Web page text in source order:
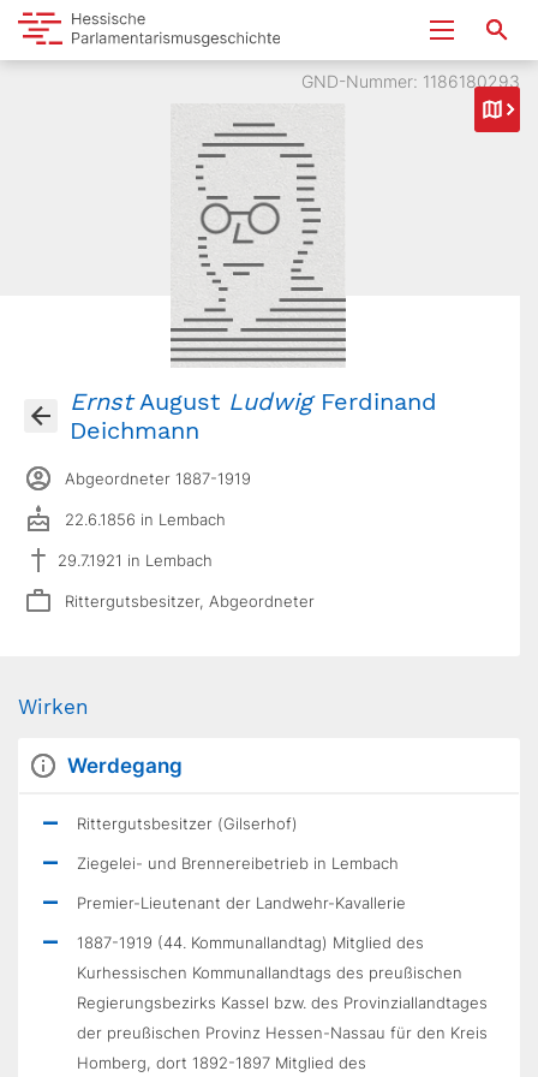
GND-Nummer: 1186180293
ErnstAugust LudwigFerdinand
Deichmann
Abgeordneter 1887-1919
22.6.1856 in Lembach
29.7.1921 in Lembach
Rittergutsbesitzer, Abgeordneter
Wirken
Werdegang
Rittergutsbesitzer (Gilserhof)
Ziegelei- und Brennereibetrieb in Lembach
Premier-Lieutenant der Landwehr-Kavallerie
1887-1919 (44. Kommunallandtag) Mitglied des
Kurhessischen Kommunallandtags des preußischen
Regierungsbezirks Kassel bzw. des Provinziallandtages
der preußischen Provinz Hessen-Nassau für den Kreis
Homberg, dort 1892-1897 Mitglied des